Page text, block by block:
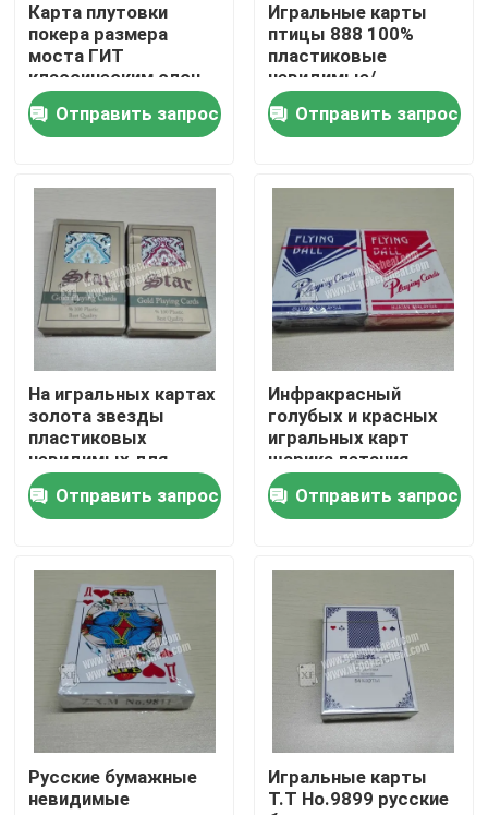
Продукты
Видеозаписи
О нас
Экскурсия по заводу
Свяжитесь с нами
Новости
Незримые играя карточки
Карта плутовки
покера размера
моста ГИТ
классическим слон
отмеченная
индексом невидимая
пластиковая
Отправить запрос
Игральные карты
птицы 888 100%
пластиковые
невидимые/
обжуливая карты
покераОтправить запрос
На игральных картах
золота звезды
пластиковых
невидимых для
анализатора покера
Отправить запрос
Инфракрасный
голубых и красных
игральных карт
шарика летания
невидимых
пластиковое
УЛЬТРАФИОЛЕТОВОЕ
Отправить запрос
Русские бумажные
невидимые
Игральные карты
Т.Т Но.9899 русские